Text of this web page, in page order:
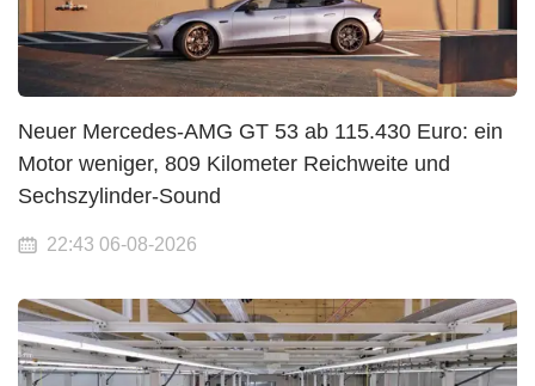
Neuer Mercedes-AMG GT 53 ab 115.430 Euro: ein
Motor weniger, 809 Kilometer Reichweite und
Sechszylinder-Sound
22:43 06-08-2026